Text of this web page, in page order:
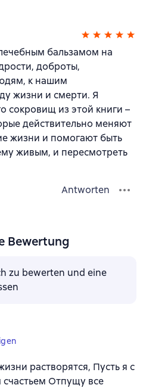
бальзамом на
доброты,
к нашим
жизни и смерти. Я
сокровищ из этой книги –
действительно меняют
жизни и помогают быть
живым, и пересмотреть
Antworten
Bewertung
zu bewerten und eine
растворятся, Пусть я с
счастьем Отпущу все